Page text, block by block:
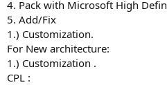
4. Pack with Microsoft High
5. Add/Fix
1.) Customization.
For New architecture:
1.) Customization .
CPL :